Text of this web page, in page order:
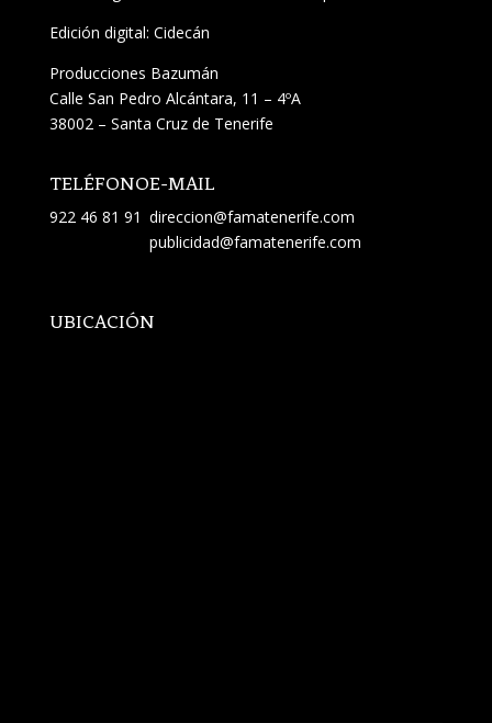
Edición digital: Cidecán
Producciones Bazumán
Calle San Pedro Alcántara, 11 – 4ºA
38002 – Santa Cruz de Tenerife
TELÉFONO
922 46 81 91
E-MAIL
direccion@famatenerife.com
publicidad@famatenerife.com
UBICACIÓN